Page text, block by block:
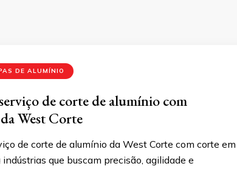
DE ALUMÍNIO
de corte de alumínio com
West Corte
de corte de alumínio da West Corte com corte em
que buscam precisão, agilidade e